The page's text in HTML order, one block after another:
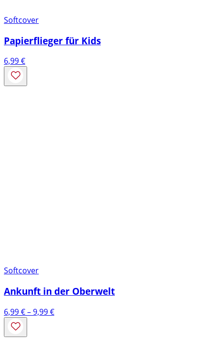
Softcover
Papierflieger für Kids
6,99€
Softcover
Ankunft in der Oberwelt
6,99€–9,99€Preisspanne: